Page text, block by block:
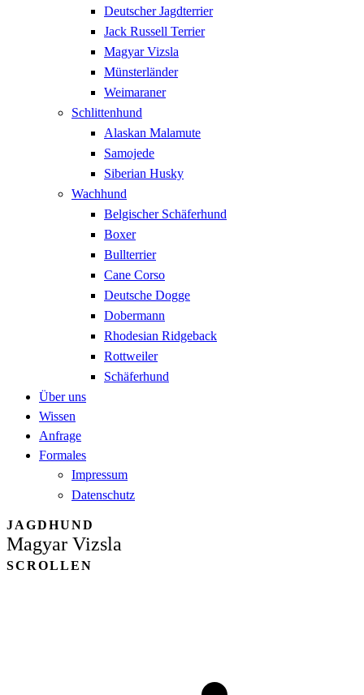
Deutscher Jagdterrier
Jack Russell Terrier
Magyar Vizsla
Münsterländer
Weimaraner
Schlittenhund
Alaskan Malamute
Samojede
Siberian Husky
Wachhund
Belgischer Schäferhund
Boxer
Bullterrier
Cane Corso
Deutsche Dogge
Dobermann
Rhodesian Ridgeback
Rottweiler
Schäferhund
Über uns
Wissen
Anfrage
Formales
Impressum
Datenschutz
JAGDHUND
Magyar Vizsla
SCROLLEN